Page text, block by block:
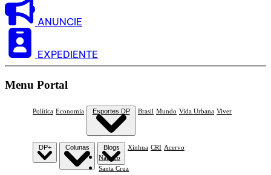
ANUNCIE
EXPEDIENTE
Menu Portal
Política Economia Esportes DP
Náutico
Santa Cruz
Brasil Mundo Vida Urbana Viver
DP+ Colunas Blogs Xinhua CRI Acervo